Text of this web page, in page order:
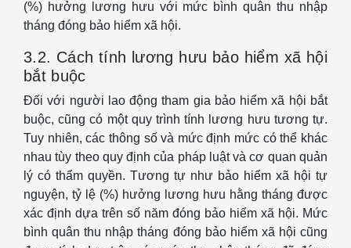
(%) hưởng lương hưu với mức bình quân thu nhập
tháng đóng bảo hiểm xã hội.
3.2. Cách tính lương hưu bảo hiểm xã hội
bắt buộc
Đối với người lao động tham gia bảo hiểm xã hội bắt
buộc, cũng có một quy trình tính lương hưu tương tự.
Tuy nhiên, các thông số và mức định mức có thể khác
nhau tùy theo quy định của pháp luật và cơ quan quản
lý có thẩm quyền. Tương tự như bảo hiểm xã hội tự
nguyện, tỷ lệ (%) hưởng lương hưu hằng tháng được
xác định dựa trên số năm đóng bảo hiểm xã hội. Mức
bình quân thu nhập tháng đóng bảo hiểm xã hội cũng